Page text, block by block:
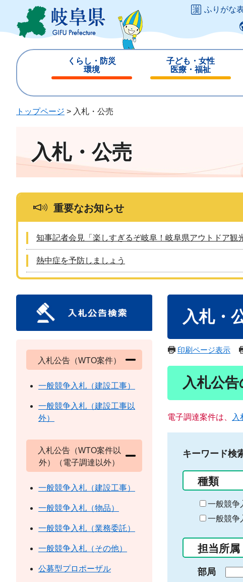
ジ
ュ
ふりがな
くらし・防災
環境
じ
子ども・女性
医療・福祉
じ
トップページ > 入札・公売
入札・公売
重要なお知らせ
知事記者会見「楽しすぎるぞ岐阜！岐阜県アウトドア観
熱中症を予防しましょう
入札・
印刷ページ表示
入札公告
電子調達案件は、 入
キーワード検
種類
一般競争
一般競争
担当所属
部局
入札公告（WTO案件）
一般競争入札（建設工事）
一般競争入札（建設工事以
外）
入札公告（WTO案件以
外）（電子調達以外）
一般競争入札（建設工事）
一般競争入札（物品）
一般競争入札（業務委託）
一般競争入札（その他）
公募型プロポーザル